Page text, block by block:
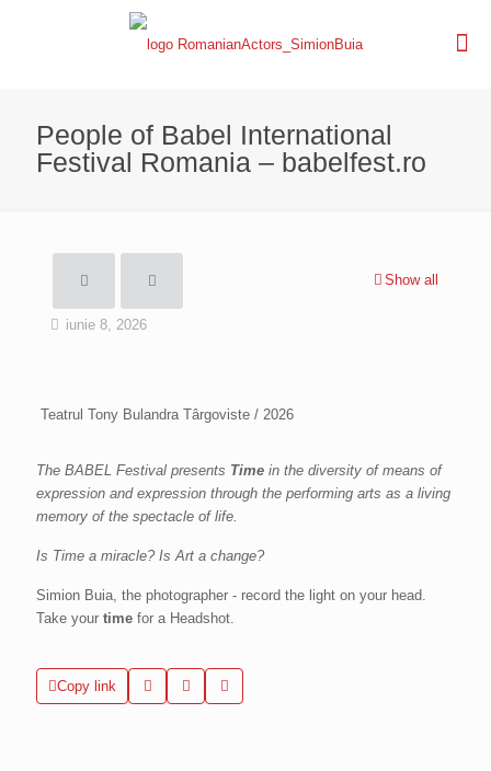
People of Babel International
Festival Romania – babelfest.ro
Show all
iunie 8, 2026
Teatrul Tony Bulandra Târgoviste / 2026
The BABEL Festival presents Time in the diversity of means of
expression and expression through the performing arts as a living
memory of the spectacle of life.
Is Time a miracle? Is Art a change?
Simion Buia, the photographer - record the light on your head.
Take your time for a Headshot.
Copy link